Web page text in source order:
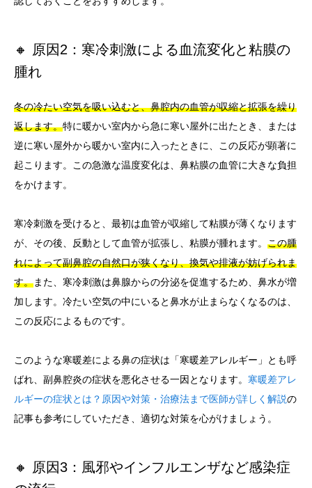
🔸 原因2：寒冷刺激による血流変化と粘膜の
腫れ
冬の冷たい空気を吸い込むと、鼻腔内の血管が収縮と拡張を繰り
返します。特に暖かい室内から急に寒い屋外に出たとき、または
逆に寒い屋外から暖かい室内に入ったときに、この反応が顕著に
起こります。この急激な温度変化は、鼻粘膜の血管に大きな負担
をかけます。
寒冷刺激を受けると、最初は血管が収縮して粘膜が薄くなります
が、その後、反動として血管が拡張し、粘膜が腫れます。 この腫
れによって副鼻腔の自然口が狭くなり、換気や排液が妨げられま
す。また、寒冷刺激は鼻腺からの分泌を促進するため、鼻水が増
加します。冷たい空気の中にいると鼻水が止まらなくなるのは、
この反応によるものです。
このような寒暖差による鼻の症状は「寒暖差アレルギー」とも呼
ばれ、副鼻腔炎の症状を悪化させる一因となります。 寒暖差アレ
ルギーの症状とは？原因や対策・治療法まで医師が詳しく解説の
記事も参考にしていただき、適切な対策を心がけましょう。
🔸 原因3：風邪やインフルエンザなど感染症